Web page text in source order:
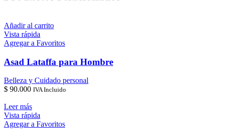
Añadir al carrito
Vista rápida
Agregar a Favoritos
Asad Lataffa para Hombre
Belleza y Cuidado personal
$ 90.000 IVA Incluido
Leer más
Vista rápida
Agregar a Favoritos